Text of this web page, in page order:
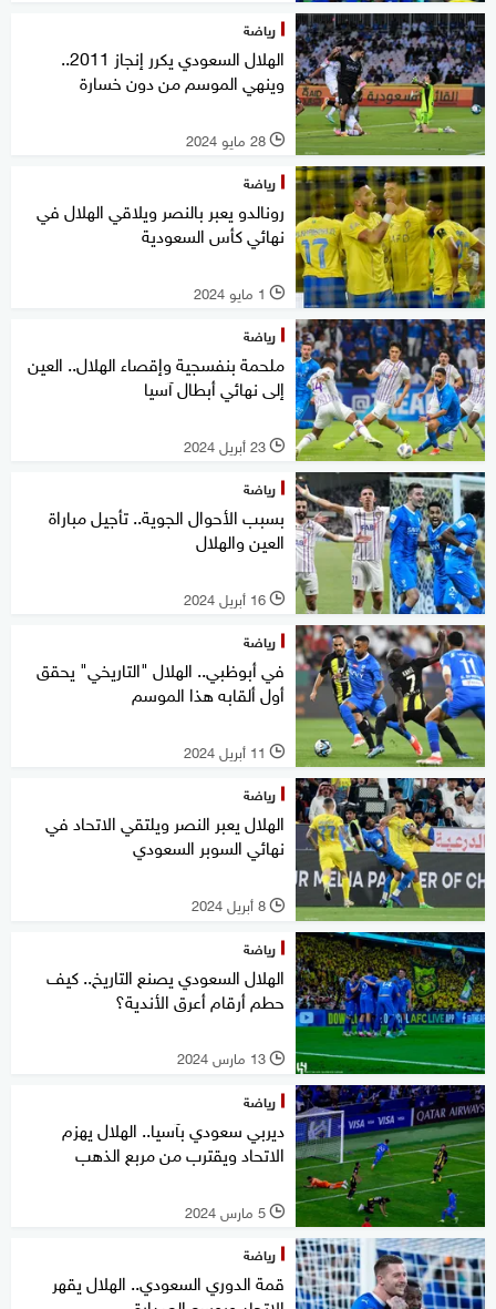
رياضة
الهلال السعودي يكرر إنجاز 2011..
وينهي الموسم من دون خسارة
l 28 مايو 2024
رياضة
رونالدو يعبر بالنصر ويلاقي الهلال في
نهائي كأس السعودية
l 1 مايو 2024
رياضة
ملحمة بنفسجية وإقصاء الهلال.. العين
إلى نهائي أبطال آسيا
l 23 أبريل 2024
رياضة
بسبب الأحوال الجوية.. تأجيل مباراة
العين والهلال
l 16 أبريل 2024
رياضة
في أبوظبي.. الهلال "التاريخي" يحقق
أول ألقابه هذا الموسم
l 11 أبريل 2024
رياضة
الهلال يعبر النصر ويلتقي الاتحاد في
نهائي السوبر السعودي
l 8 أبريل 2024
رياضة
الهلال السعودي يصنع التاريخ.. كيف
حطم أرقام أعرق الأندية؟
l 13 مارس 2024
رياضة
ديربي سعودي بآسيا.. الهلال يهزم
الاتحاد ويقترب من مربع الذهب
l 5 مارس 2024
رياضة
قمة الدوري السعودي.. الهلال يقهر